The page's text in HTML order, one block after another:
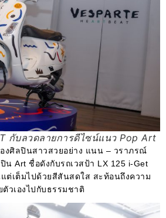
กับลวดลายการดีไซน์แนว Pop Art
งศิลปินสาวสวยอย่าง แนน – วราภรณ์
น Art ชื่อดังกับรถเวสป้า LX 125 i-Get
ต่เต็มไปด้วยสีสันสดใส สะท้อนถึงความ
วเองไปกับธรรมชาติ